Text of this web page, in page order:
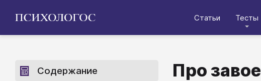
Статьи Тесты
Про
Содержание